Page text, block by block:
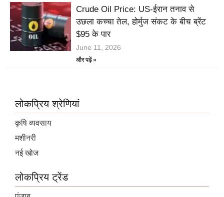
Crude Oil Price: US-ईरान तनाव से
उछला कच्चा तेल, होर्मुज संकट के बीच ब्रेंट
$95 के पार
June 11, 2026
और पढ़ें »
लोकप्रिय श्रेणियां
कृषि व्यवसाय
मशीनरी
नई खोज
लोकप्रिय ट्रेंड